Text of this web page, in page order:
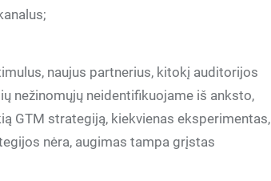
naujus partnerius, kitokį auditorijos
nežinomųjų neidentifikuojame iš anksto,
GTM strategiją, kiekvienas eksperimentas,
nėra, augimas tampa grįstas